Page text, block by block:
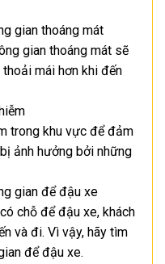
gian thoáng mát
gian thoáng mát sẽ
mái hơn khi đến
trong khu vực để đảm
ảnh hưởng bởi những
gian để đậu xe
chỗ để đậu xe, khách
và đi. Vì vậy, hãy tìm
để đậu xe.